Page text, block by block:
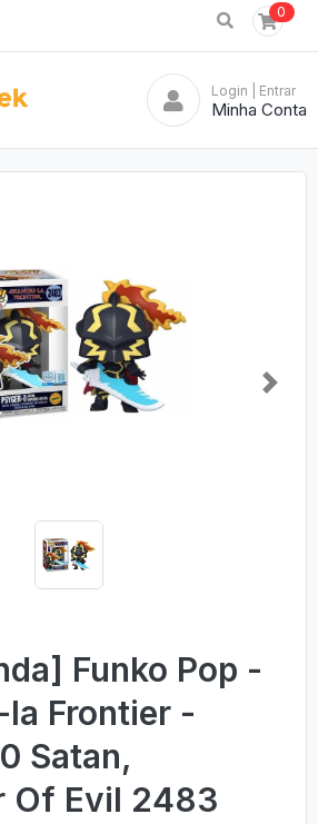
0
Login | Entrar
Minha Conta
Next
Funko Pop -
Frontier -
Satan,
Of Evil 2483